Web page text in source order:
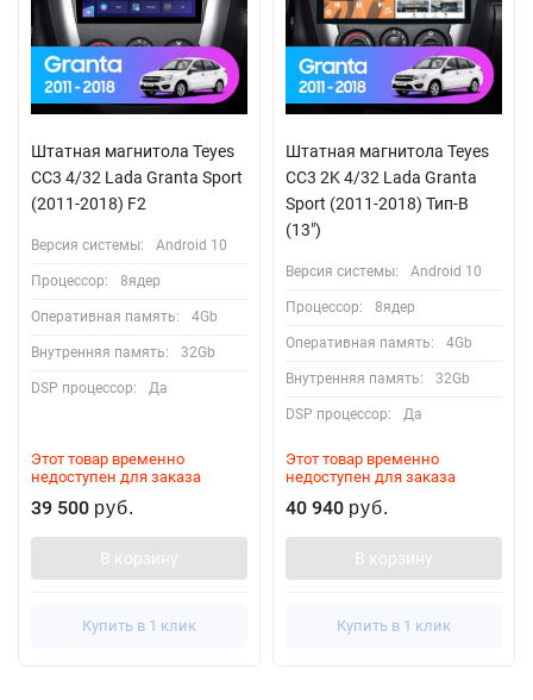
Штатная магнитола Teyes
CC3 4/32 Lada Granta Sport
(2011-2018) F2
Версия системы: Android 10
Процессор: 8ядер
Оперативная память: 4Gb
Внутренняя память: 32Gb
DSP процессор: Да
Этот товар временно
недоступен для заказа
39 500 руб.
В корзину
Купить в 1 клик
Штатная магнитола Teyes
CC3 2K 4/32 Lada Granta
Sport (2011-2018) Тип-B
(13")
Версия системы: Android 10
Процессор: 8ядер
Оперативная память: 4Gb
Внутренняя память: 32Gb
DSP процессор: Да
Этот товар временно
недоступен для заказа
40 940 руб.
В корзину
Купить в 1 клик